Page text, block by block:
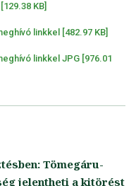
KB]
linkkel [482.97 KB]
linkkel JPG [976.01
Tömegáru-
jelentheti a kitörést